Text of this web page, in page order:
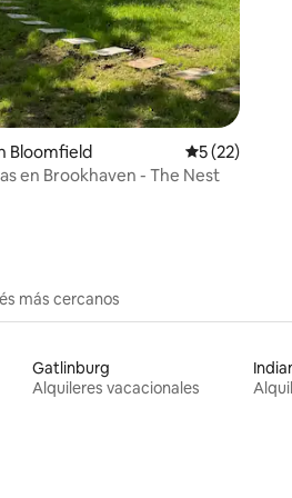
Bloomfield Calificación
5 (22)
en Brookhaven - The Nest
más cercanos
Gatlinburg
Alquileres vacacionales